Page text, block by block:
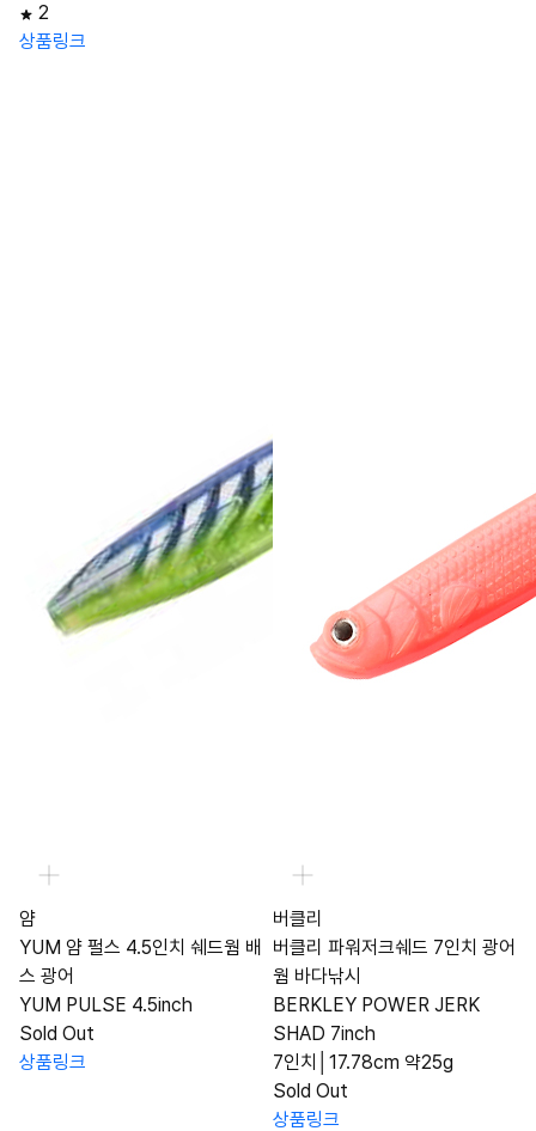
2
상품링크
얌
YUM 얌 펄스 4.5인치 쉐드웜 배
스 광어
YUM PULSE 4.5inch
Sold Out
상품링크
버클리
버클리 파워저크쉐드 7인치 광어
웜 바다낚시
BERKLEY POWER JERK
SHAD 7inch
7인치│17.78cm 약25g
Sold Out
상품링크